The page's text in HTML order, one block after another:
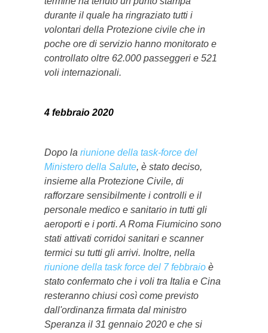
durante il quale ha ringraziato tutti i
volontari della Protezione civile che in
poche ore di servizio hanno monitorato e
controllato oltre 62.000 passeggeri e 521
voli internazionali.
4 febbraio 2020
Dopo la riunione della task-force del
Ministero della Salute, è stato deciso,
insieme alla Protezione Civile, di
rafforzare sensibilmente i controlli e il
personale medico e sanitario in tutti gli
aeroporti e i porti. A Roma Fiumicino sono
stati attivati corridoi sanitari e scanner
termici su tutti gli arrivi. Inoltre, nella
riunione della task force del 7 febbraio è
stato confermato che i voli tra Italia e Cina
resteranno chiusi così come previsto
dall'ordinanza firmata dal ministro
Speranza il 31 gennaio 2020 e che si